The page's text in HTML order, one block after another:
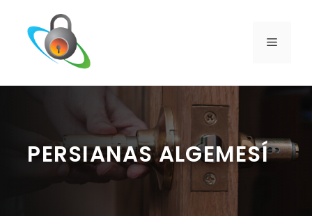
contenido
MENÚ
PERSIANAS ALGEMESÍ